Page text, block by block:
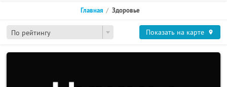
По рейтингу
Главная Здоровье
Показать на карте